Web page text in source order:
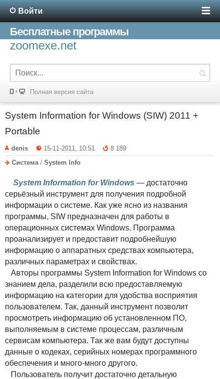
Войти
Бесплатные программы
zoomexe.net
Полная версия сайта
System Information for Windows (SIW) 2011 +
Portable
denis 15-11-2011, 10:51
8 189
Система / System Info
System Information for Windows — достаточно
серьёзный инструмент для получения подробной
информации о системе. Как уже ясно из названия
программы, SIW предназначен для работы в
операционных системах Windows. Программа
проанализирует и предоставит подробнейшую
информацию о аппаратных средствах компьютера,
различных параметрах и свойствах.
Авторы программы System Information for Windows со
знанием дела, разделили всю предоставляемую
информацию на категории для удобства восприятия
пользователем. Так, данный инструмент позволит
просмотреть информацию об установленном ПО,
выполняемым в системе процессам, различным
сервисам компьютера. Так же вам будут доступны
данные о кодеках, серийных номерах программного
обеспечения и много-много другого.
Пользователь получит достаточно детальную